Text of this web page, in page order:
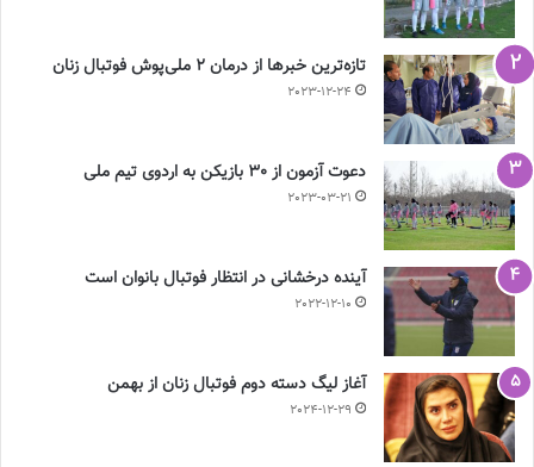
تازه‌ترین خبرها از درمان ۲ ملی‌پوش فوتبال زنان
2023-12-24
دعوت آزمون از 30 بازیکن به اردوی تیم ملی
2023-03-21
آینده درخشانی در انتظار فوتبال بانوان است
2022-12-10
آغاز لیگ دسته دوم فوتبال زنان از بهمن
2024-12-29